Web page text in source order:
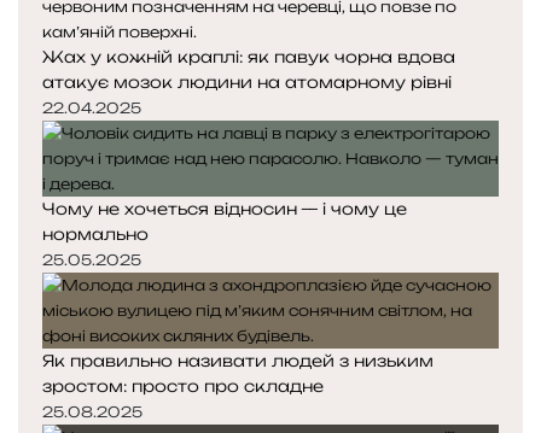
Жах у кожній краплі: як павук чорна вдова
атакує мозок людини на атомарному рівні
22.04.2025
Чому не хочеться відносин — і чому це
нормально
25.05.2025
Як правильно називати людей з низьким
зростом: просто про складне
25.08.2025